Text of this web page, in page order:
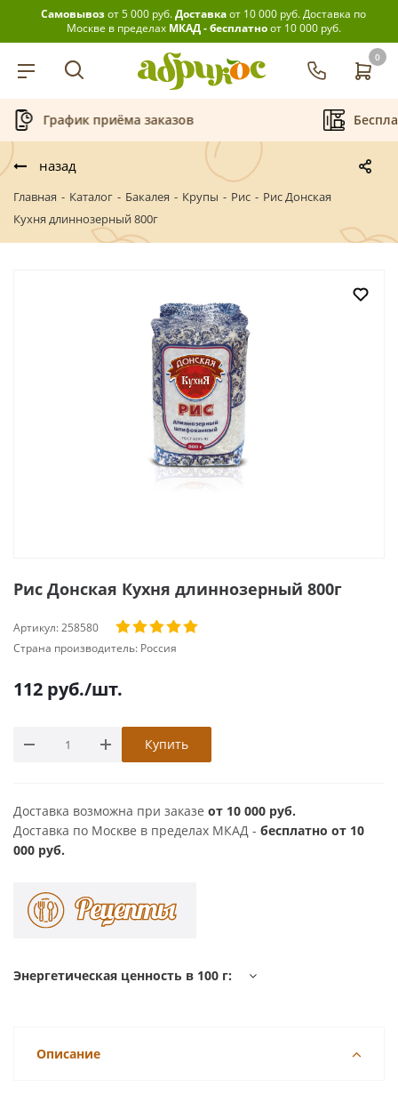
Самовывозот 5 000 руб.Доставкаот 10 000 руб.Доставка по
Москве в пределах МКАД - бесплатноот 10 000 руб.
0
График приёма заказов
назад
Главная - Каталог - Бакалея - Крупы - Рис - Рис Донская
Кухня длиннозерный 800г
Рис Донская Кухня длиннозерный 800г
Артикул:258580
Страна производитель: Россия
112 руб./шт.
Купить
Доставка возможна при заказе от 10 000 руб.
Доставка по Москве в пределах МКАД - бесплатно от 10
000 руб.
Энергетическая ценность в 100 г:
Описание